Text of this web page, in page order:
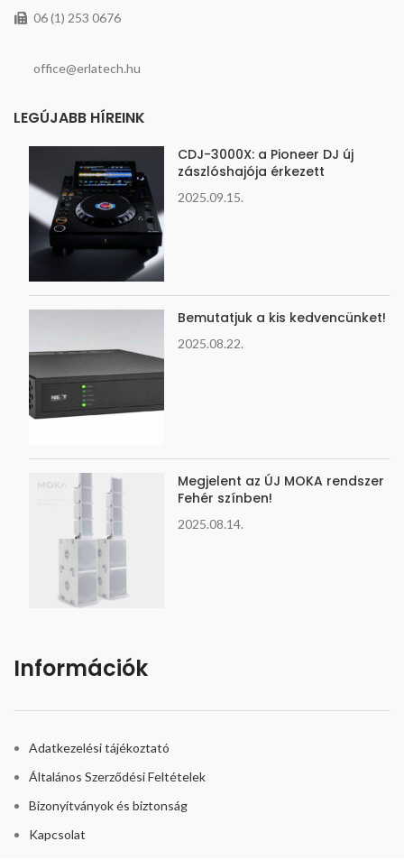
06 (1) 253 0676
office@erlatech.hu
LEGÚJABB HÍREINK
CDJ-3000X: a Pioneer DJ új
zászlóshajója érkezett
2025.09.15.
Bemutatjuk a kis kedvencünket!
2025.08.22.
Megjelent az ÚJ MOKA rendszer
Fehér színben!
2025.08.14.
Információk
Adatkezelési tájékoztató
Általános Szerződési Feltételek
Bizonyítványok és biztonság
Kapcsolat